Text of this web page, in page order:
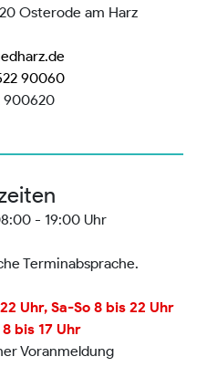
Osterode am Harz
90060
900620
- 19:00 Uhr
Terminabsprache.
Uhr, Sa-So 8 bis 22 Uhr
bis 17 Uhr
Voranmeldung